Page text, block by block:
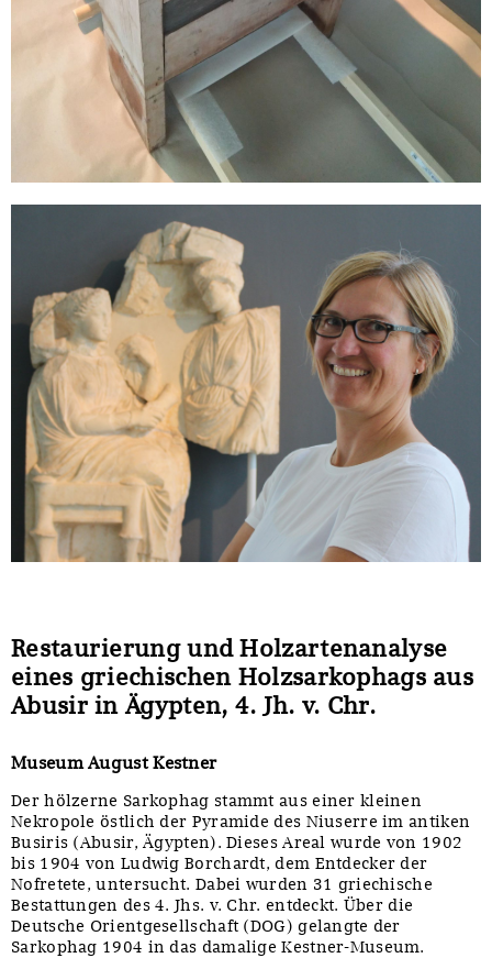
Restaurierung und Holzartenanalyse
eines griechischen Holzsarkophags aus
Abusir in Ägypten, 4. Jh. v. Chr.
Museum August Kestner
Der hölzerne Sarkophag stammt aus einer kleinen
Nekropole östlich der Pyramide des Niuserre im antiken
Busiris (Abusir, Ägypten). Dieses Areal wurde von 1902
bis 1904 von Ludwig Borchardt, dem Entdecker der
Nofretete, untersucht. Dabei wurden 31 griechische
Bestattungen des 4. Jhs. v. Chr. entdeckt. Über die
Deutsche Orientgesellschaft (DOG) gelangte der
Sarkophag 1904 in das damalige Kestner-Museum.